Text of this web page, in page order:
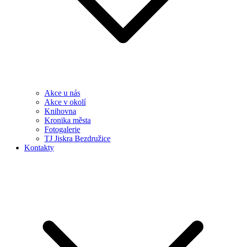
Akce u nás
Akce v okolí
Knihovna
Kronika města
Fotogalerie
TJ Jiskra Bezdružice
Kontakty